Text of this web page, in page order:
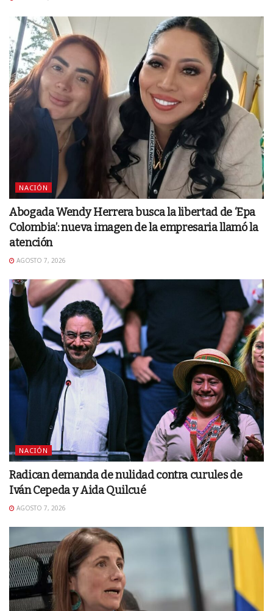
NACIÓN
Abogada Wendy Herrera busca la libertad de ‘Epa
Colombia’: nueva imagen de la empresaria llamó la
atención
AGOSTO 7, 2026
NACIÓN
Radican demanda de nulidad contra curules de
Iván Cepeda y Aida Quilcué
AGOSTO 7, 2026